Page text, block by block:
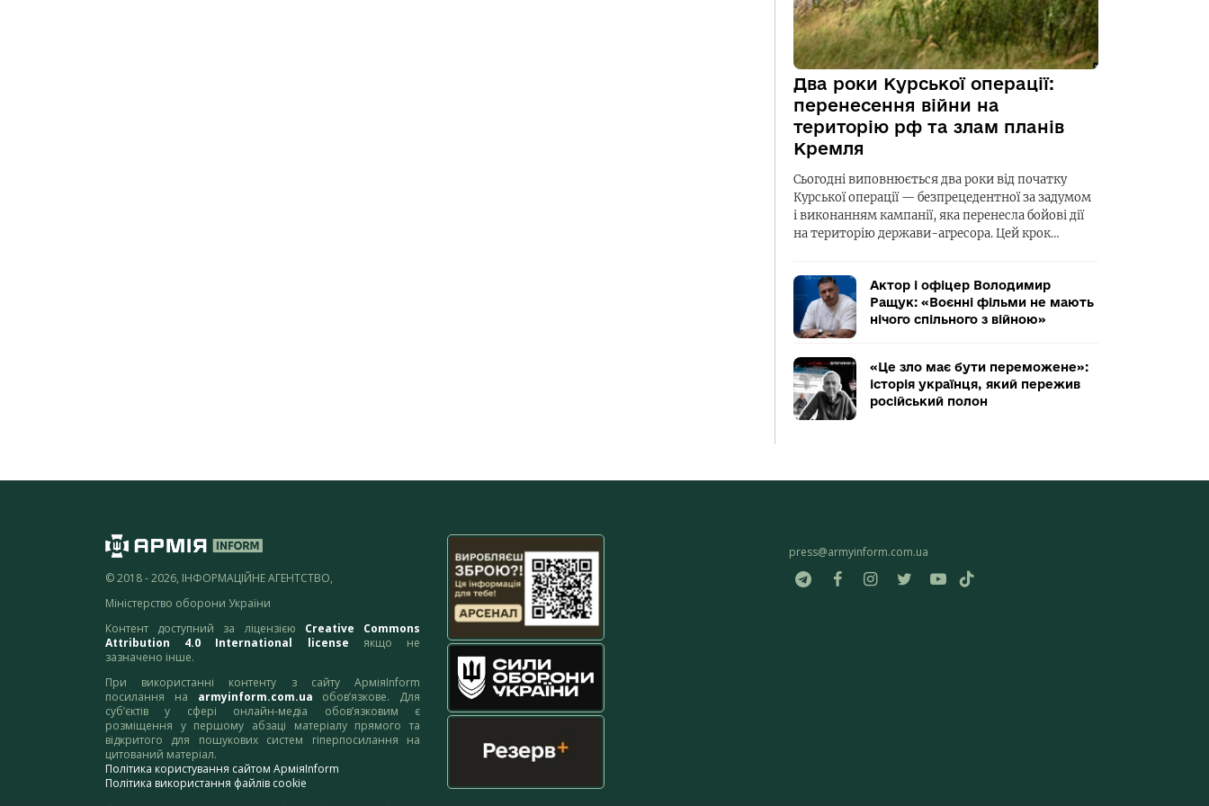
Два роки Курської операції:
перенесення війни на
територію рф та злам планів
Кремля
Сьогодні виповнюється два роки від початку
Курської операції — безпрецедентної за задумом
і виконанням кампанії, яка перенесла бойові дії
на територію держави-агресора. Цей крок…
Актор і офіцер Володимир
Ращук: «Воєнні фільми не мають
нічого спільного з війною»
«Це зло має бути переможене»:
історія українця, який пережив
російський полон
© 2018 - 2026, ІНФОРМАЦІЙНЕ АГЕНТСТВО,
Міністерство оборони України
Контент доступний за ліцензією Creative Commons
Attribution 4.0 International license якщо не
зазначено інше.
При використанні контенту з сайту АрміяInform
посилання на armyinform.com.ua обов’язкове. Для
суб’єктів у сфері онлайн-медіа обов’язковим є
розміщення у першому абзаці матеріалу прямого та
відкритого для пошукових систем гіперпосилання на
цитований матеріал.
Політика користування сайтом АрміяInform
Політика використання файлів cookie
press@armyinform.com.ua